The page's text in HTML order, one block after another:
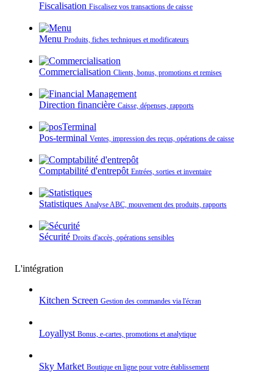
Fiscalisation Fiscalisez vos transactions de caisse
Menu Produits, fiches techniques et modificateurs
Commercialisation Clients, bonus, promotions et remises
Direction financière Caisse, dépenses, rapports
Pos-terminal Ventes, impression des reçus, opérations de caisse
Comptabilité d'entrepôt Entrées, sorties et inventaire
Statistiques Analyse ABC, mouvement des produits, rapports
Sécurité Droits d'accès, opérations sensibles
L'intégration
Kitchen Screen Gestion des commandes via l'écran
Loyallyst Bonus, e‑cartes, promotions et analytique
Sky Market Boutique en ligne pour votre établissement